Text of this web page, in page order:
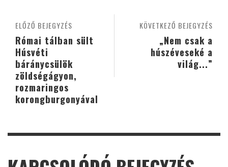
KÖVETKEZŐ BEJEGYZÉS
„Nem csak a
húszéveseké a
világ...”
ELŐZŐ BEJEGYZÉS
Római tálban sült
Húsvéti
báránycsülök
zöldségágyon,
rozmaringos
korongburgonyával